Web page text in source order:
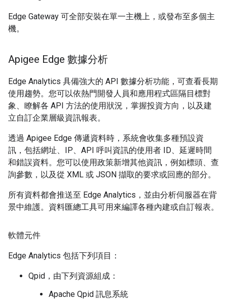
Edge Gateway 可全部安裝在單一主機上，或發布至多個主
機。
Apigee Edge 數據分析
Edge Analytics 具備強大的 API 數據分析功能，可查看長期
使用趨勢。您可以依熱門開發人員和應用程式區隔目標對
象、瞭解各 API 方法的使用狀況，掌握投資方向，以及建
立自訂企業層級資訊報表。
透過 Apigee Edge 傳遞資料時，系統會收集多種預設資
訊，包括網址、IP、API 呼叫資訊的使用者 ID、延遲時間
和錯誤資料。您可以使用政策新增其他資訊，例如標頭、查
詢參數，以及從 XML 或 JSON 擷取的要求或回應的部分。
所有資料都會推送至 Edge Analytics，並由分析伺服器在背
景中維護。資料匯總工具可用來編譯各種內建或自訂報表。
軟體元件
Edge Analytics 包括下列項目：
Qpid，由下列資源組成：
Apache Qpid 訊息系統